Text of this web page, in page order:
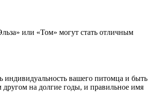
или «Том» могут стать отличным
вашего питомца и быть
на долгие годы, и правильное имя